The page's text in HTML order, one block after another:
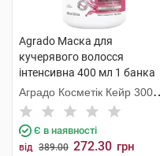
Agrado Маска для
кучерявого волосся
інтенсивна 400 мл 1 банка
Аградо Косметік Кейр 3000
С.Л.У.
Є в наявності
від 389.00 272.30 грн